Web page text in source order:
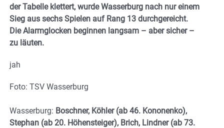
der Tabelle klettert, wurde Wasserburg nach nur einem
Sieg aus sechs Spielen auf Rang 13 durchgereicht.
Die Alarmglocken beginnen langsam – aber sicher –
zu läuten.
jah
Foto: TSV Wasserburg
Wasserburg: Boschner, Köhler (ab 46. Kononenko),
Stephan (ab 20. Höhensteiger), Brich, Lindner (ab 73.